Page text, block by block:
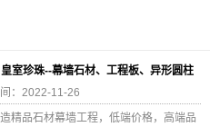
皇室珍珠--幕墙石材、工程板、异形圆柱
：2022-11-26
精品石材幕墙工程，低端价格，高端品